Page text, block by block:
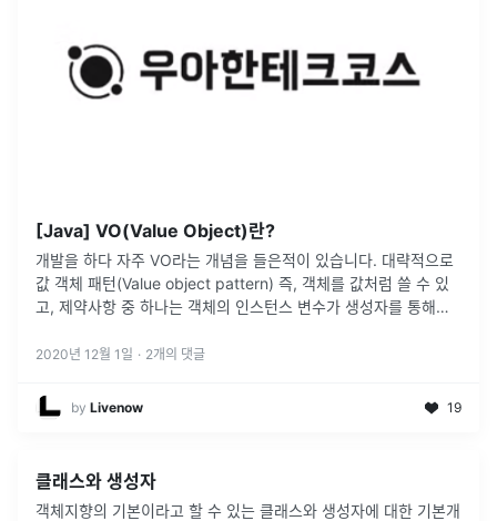
[Java] VO(Value Object)란?
개발을 하다 자주 VO라는 개념을 들은적이 있습니다. 대략적으로
값 객체 패턴(Value object pattern) 즉, 객체를 값처럼 쓸 수 있
고, 제약사항 중 하나는 객체의 인스턴스 변수가 생성자를 통해서
2020년 12월 1일 · 2개의 댓글
by Livenow 19
클래스와 생성자
객체지향의 기본이라고 할 수 있는 클래스와 생성자에 대한 기본개